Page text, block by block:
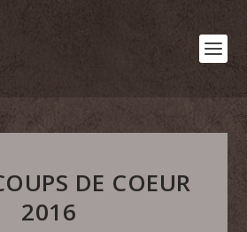
DE COEUR
2016